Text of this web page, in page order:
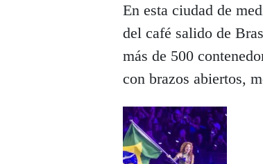
En esta ciudad de
del café salido de
más de 500
con brazos abiertos,